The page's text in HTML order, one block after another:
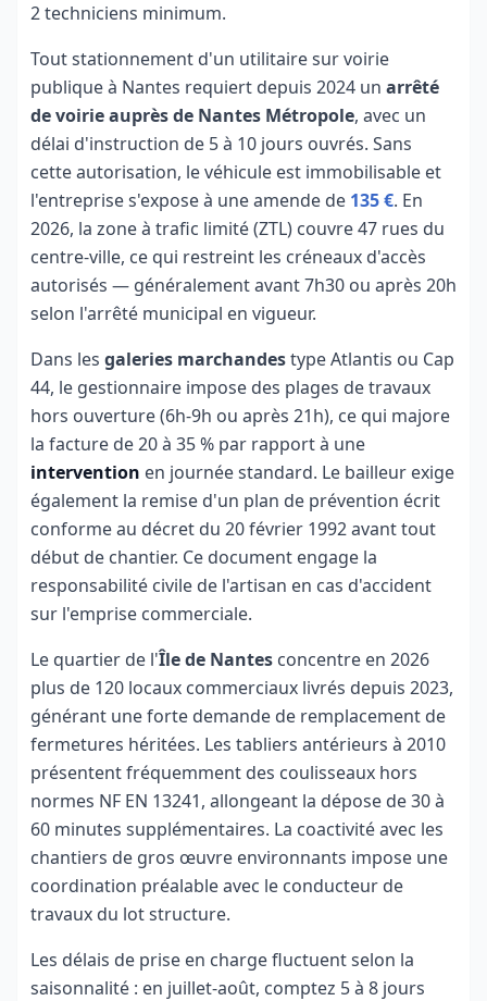
2 techniciens minimum.
Tout stationnement d'un utilitaire sur voirie
publique à Nantes requiert depuis 2024 un arrêté
de voirie auprès de Nantes Métropole, avec un
délai d'instruction de 5 à 10 jours ouvrés. Sans
cette autorisation, le véhicule est immobilisable et
l'entreprise s'expose à une amende de 135 €. En
2026, la zone à trafic limité (ZTL) couvre 47 rues du
centre-ville, ce qui restreint les créneaux d'accès
autorisés — généralement avant 7h30 ou après 20h
selon l'arrêté municipal en vigueur.
Dans les galeries marchandestype Atlantis ou Cap
44, le gestionnaire impose des plages de travaux
hors ouverture (6h-9h ou après 21h), ce qui majore
la facture de 20 à 35 % par rapport à une
intervention en journée standard. Le bailleur exige
également la remise d'un plan de prévention écrit
conforme au décret du 20 février 1992 avant tout
début de chantier. Ce document engage la
responsabilité civile de l'artisan en cas d'accident
sur l'emprise commerciale.
Le quartier de l'Île de Nantes concentre en 2026
plus de 120 locaux commerciaux livrés depuis 2023,
générant une forte demande de remplacement de
fermetures héritées. Les tabliers antérieurs à 2010
présentent fréquemment des coulisseaux hors
normes NF EN 13241, allongeant la dépose de 30 à
60 minutes supplémentaires. La coactivité avec les
chantiers de gros œuvre environnants impose une
coordination préalable avec le conducteur de
travaux du lot structure.
Les délais de prise en charge fluctuent selon la
saisonnalité : en juillet-août, comptez 5 à 8 jours